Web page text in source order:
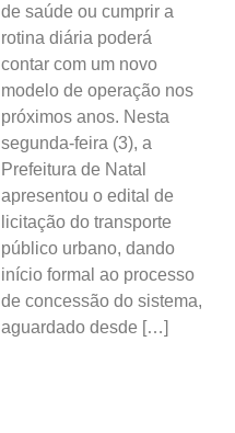
de saúde ou cumprir a
rotina diária poderá
contar com um novo
modelo de operação nos
próximos anos. Nesta
segunda-feira (3), a
Prefeitura de Natal
apresentou o edital de
licitação do transporte
público urbano, dando
início formal ao processo
de concessão do sistema,
aguardado desde […]